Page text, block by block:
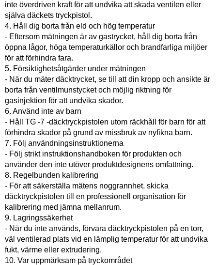
inte överdriven kraft för att undvika att skada ventilen eller
själva däckets tryckpistol.
4. Håll dig borta från eld och hög temperatur
- Eftersom mätningen är av gastrycket, håll dig borta från
öppna lågor, höga temperaturkällor och brandfarliga miljöer
för att förhindra fara.
5. Försiktighetsåtgärder under mätningen
- När du mäter däcktrycket, se till att din kropp och ansikte är
borta från ventilmunstycket och möjlig riktning för
gasinjektion för att undvika skador.
6. Använd inte av barn
- Håll TG -7 -däcktryckpistolen utom räckhåll för barn för att
förhindra skador på grund av missbruk av nyfikna barn.
7. Följ användningsinstruktionerna
- Följ strikt instruktionshandboken för produkten och
använder den inte utöver produktdesignens omfattning.
8. Regelbunden kalibrering
- För att säkerställa mätens noggrannhet, skicka
däcktryckpistolen till en professionell organisation för
kalibrering med jämna mellanrum.
9. Lagringssäkerhet
- När du inte används, förvara däcktryckpistolen på en torr,
väl ventilerad plats vid en lämplig temperatur för att undvika
fukt, värme eller extrudering.
10. Var uppmärksam på tryckområdet